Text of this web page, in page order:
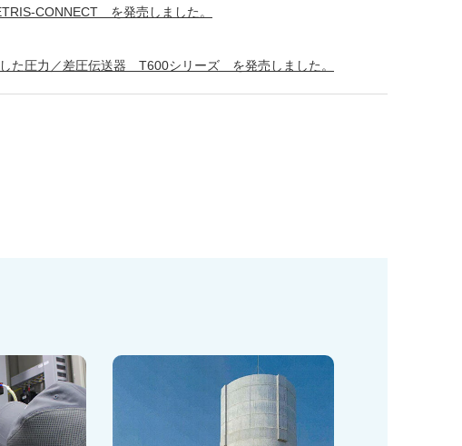
CONNECT を発売しました。
た圧力／差圧伝送器 T600シリーズ を発売しました。